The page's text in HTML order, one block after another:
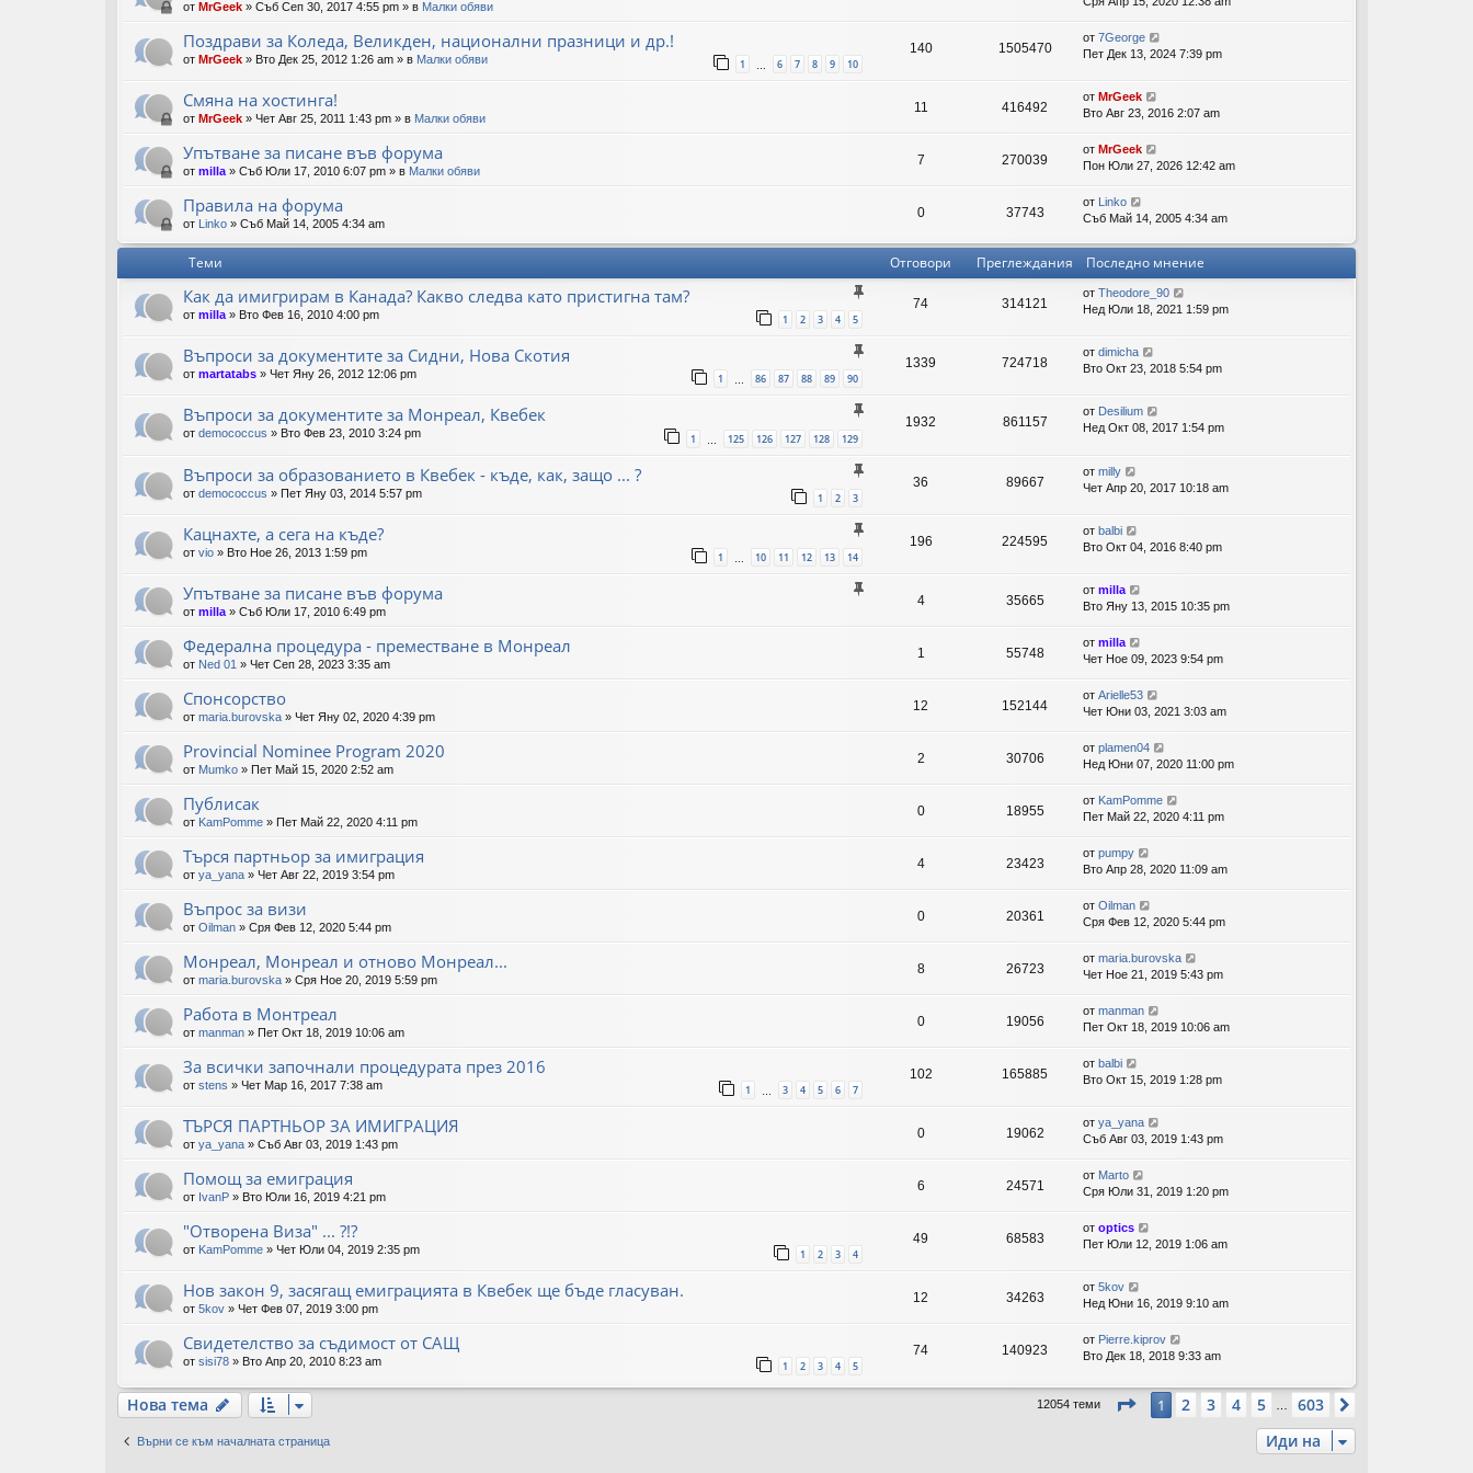
ор
и
от MrGeek » Съб Сеп 30, 2017 4:55 pm » в Малки обяви
Поздрави за Коледа, Великден, национални празници и др.!
от MrGeek » Вто Дек 25, 2012 1:26 am » в Малки обяви 1 … 6 7 8 9 10
140 1505470
от 7George
Пет Дек 13, 2024 7:39 pm
Смяна на хостинга!
от MrGeek » Чет Авг 25, 2011 1:43 pm » в Малки обяви
11 416492
от MrGeek
Вто Авг 23, 2016 2:07 am
Упътване за писане във форума
от milla » Съб Юли 17, 2010 6:07 pm » в Малки обяви
7 270039
от MrGeek
Пон Юли 27, 2026 12:42 am
Правила на форума
от Linko » Съб Май 14, 2005 4:34 am
0 37743
от
Linko
Съб Май 14, 2005 4:34 am
Теми Отговори Преглеждания Последно мнение
Как да имигрирам в Канада? Какво следва като пристигна там?
от milla » Вто Фев 16, 2010 4:00 pm 1 2 3 4 5
74 314121
от Theodore_90
Нед Юли 18, 2021 1:59 pm
Въпроси за документите за Сидни, Нова Скотия
от martatabs » Чет Яну 26, 2012 12:06 pm 1 … 86 87 88 89 90
1339 724718
от dimicha
Вто Окт 23, 2018 5:54 pm
Въпроси за документите за Монреал, Квебек
от demococcus » Вто Фев 23, 2010 3:24 pm 1 125 126 127 128 129
1932 861157
от Desilium
Нед Окт 08, 2017 1:54 pm
Въпроси за образованието в Квебек - къде, как, защо ... ?
от demococcus » Пет Яну 03, 2014 5:57 pm 1 2 3
36 89667
от milly
Чет Апр 20, 2017 10:18 am
Кацнахте, а сега на къде?
от vio » Вто Ное 26, 2013 1:59 pm 1 10 11 12 13 14
196 224595
от balbi
Вто Окт 04, 2016 8:40 pm
Упътване за писане във форума
от milla » Съб Юли 17, 2010 6:49 pm
4 35665
от milla
Вто Яну 13, 2015 10:35 pm
Федерална процедура - преместване в Монреал
от Ned 01 » Чет Сеп 28, 2023 3:35 am
1 55748
от milla
Чет Ное 09, 2023 9:54 pm
Спонсорство
от maria.burovska » Чет Яну 02, 2020 4:39 pm
12 152144
от Arielle53
Чет Юни 03, 2021 3:03 am
Provincial Nominee Program 2020
от Mumko » Пет Май 15, 2020 2:52 am
2 30706
от plamen04
Нед Юни 07, 2020 11:00 pm
Публисак
от KamPomme » Пет Май 22, 2020 4:11 pm
0 18955
от KamPomme
Пет Май 22, 2020 4:11 pm
Търся партньор за имиграция
от ya_yana » Чет Авг 22, 2019 3:54 pm
4 23423
от pumpy
Вто Апр 28, 2020 11:09 am
Въпрос за визи
от Oilman » Сря Фев 12, 2020 5:44 pm
0 20361
от Oilman
Сря Фев 12, 2020 5:44 pm
Монреал, Монреал и отново Монреал...
от maria.burovska » Сря Ное 20, 2019 5:59 pm
8 26723
от maria.burovska
Чет Ное 21, 2019 5:43 pm
Работа в Монтреал
от manman » Пет Окт 18, 2019 10:06 am
0 19056
от manman
Пет Окт 18, 2019 10:06 am
За всички започнали процедурата през 2016
от stens » Чет Мар 16, 2017 7:38 am 1 3 4 5 6 7
102 165885
от balbi
Вто Окт 15, 2019 1:28 pm
ТЪРСЯ ПАРТНЬОР ЗА ИМИГРАЦИЯ
от ya_yana » Съб Авг 03, 2019 1:43 pm
0 19062
от ya_yana
Съб Авг 03, 2019 1:43 pm
Помощ за емиграция
от IvanP » Вто Юли 16, 2019 4:21 pm
6 24571
от Marto
Сря Юли 31, 2019 1:20 pm
"Отворена Виза" ... ?!?
от KamPomme » Чет Юли 04, 2019 2:35 pm 1 2 3 4
49 68583
от optics
Пет Юли 12, 2019 1:06 am
Нов закон 9, засягащ емиграцията в Квебек ще бъде гласуван.
от 5kov » Чет Фев 07, 2019 3:00 pm
12 34263
от 5kov
Нед Юни 16, 2019 9:10 am
Свидетелство за съдимост от САЩ
от sisi78 » Вто Апр 20, 2010 8:23 am 1 2 3 4 5
74 140923
от Pierre.kiprov
Вто Дек 18, 2018 9:33 am
Нова тема 12054 теми Страница от 603
1 2 3 4 5 603
Върни се към началната страница Иди на